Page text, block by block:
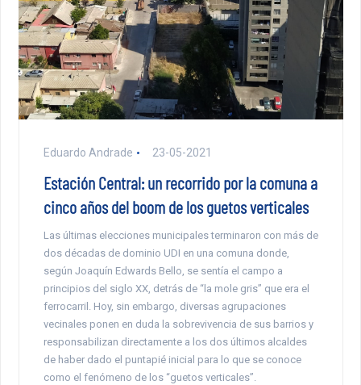
Eduardo Andrade 23-05-2021
Estación Central: un recorrido por la comuna a
cinco años del boom de los guetos verticales
Las últimas elecciones municipales terminaron con más de
dos décadas de dominio UDI en una comuna donde,
según Joaquín Edwards Bello, se sentía el campo a
principios del siglo XX, detrás de “la mole gris” que era el
ferrocarril. Hoy, sin embargo, diversas agrupaciones
vecinales ponen en duda la sobrevivencia de sus barrios y
responsabilizan directamente a los dos últimos alcaldes
de haber dado el puntapié inicial para lo que se conoce
como el fenómeno de los “guetos verticales”.